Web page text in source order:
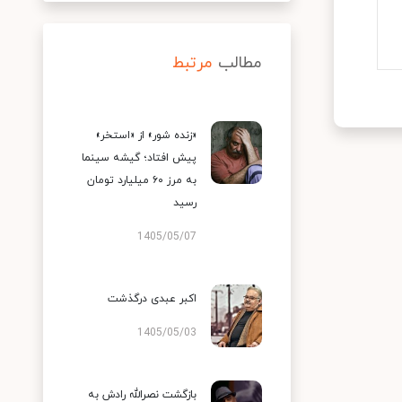
مطالب مرتبط
«زنده شور» از «استخر»
پیش افتاد؛ گیشه سینما
به مرز ۶۰ میلیارد تومان
رسید
1405/05/07
اکبر عبدی درگذشت
1405/05/03
بازگشت نصرالله رادش به